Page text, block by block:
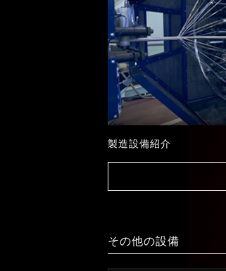
製造設備紹介
その他の設備